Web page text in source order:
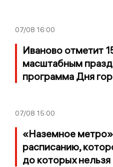
07/08 16:00
Иваново отметит
масштабным
программа Дня
07/08 15:00
«Наземное
расписанию,
до которых нельзя